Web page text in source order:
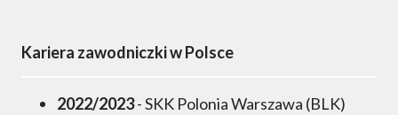
Kariera zawodniczki w Polsce
2022/2023- SKK Polonia Warszawa (BLK)